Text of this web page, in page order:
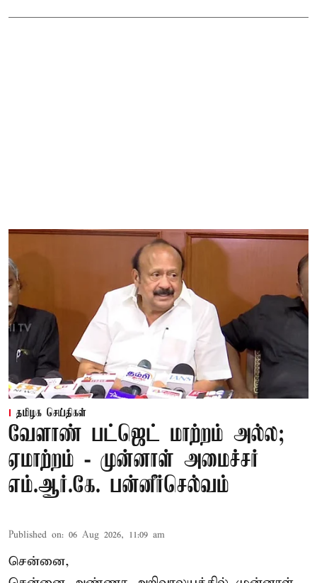
தமிழக செய்திகள்
வேளாண் பட்ஜெட் மாற்றம் அல்ல;
ஏமாற்றம் - முன்னாள் அமைச்சர்
எம்.ஆர்.கே. பன்னீர்செல்வம்
Published on: 06 Aug 2026, 11:09 am
சென்னை,